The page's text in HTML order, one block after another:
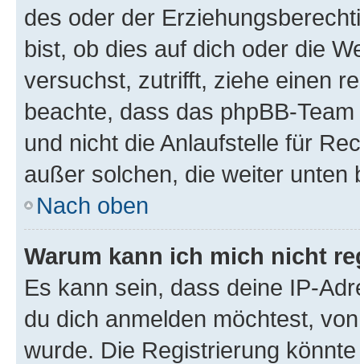
des oder der
bist, ob dies auf dich oder die
versuchst, zutrifft, ziehe einen
beachte, dass das phpBB-
und nicht die Anlaufstelle für
außer solchen, die weiter unten
Nach oben
Warum kann ich mich nicht
Es kann sein, dass deine IP-
du dich anmelden möchtest,
wurde. Die Registrierung